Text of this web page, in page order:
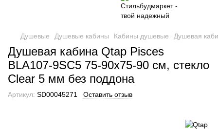
Душевые Душевые кабины Кабины душевые Душевая
Душевая кабина Qtap Pisces
BLA107-9SC5 75-90x75-90 см, стекло
Clear 5 мм без поддона
Артикул: SD00045271 Оставить отзыв